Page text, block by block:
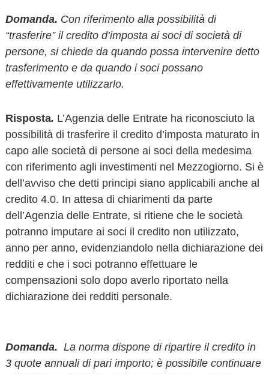
Domanda. Con riferimento alla possibilità di
“trasferire” il credito d’imposta ai soci di società di
persone, si chiede da quando possa intervenire detto
trasferimento e da quando i soci possano
effettivamente utilizzarlo.
Risposta. L’Agenzia delle Entrate ha riconosciuto la
possibilità di trasferire il credito d’imposta maturato in
capo alle società di persone ai soci della medesima
con riferimento agli investimenti nel Mezzogiorno. Si è
dell’avviso che detti principi siano applicabili anche al
credito 4.0. In attesa di chiarimenti da parte
dell’Agenzia delle Entrate, si ritiene che le società
potranno imputare ai soci il credito non utilizzato,
anno per anno, evidenziandolo nella dichiarazione dei
redditi e che i soci potranno effettuare le
compensazioni solo dopo averlo riportato nella
dichiarazione dei redditi personale.
Domanda. La norma dispone di ripartire il credito in
3 quote annuali di pari importo; è possibile continuare